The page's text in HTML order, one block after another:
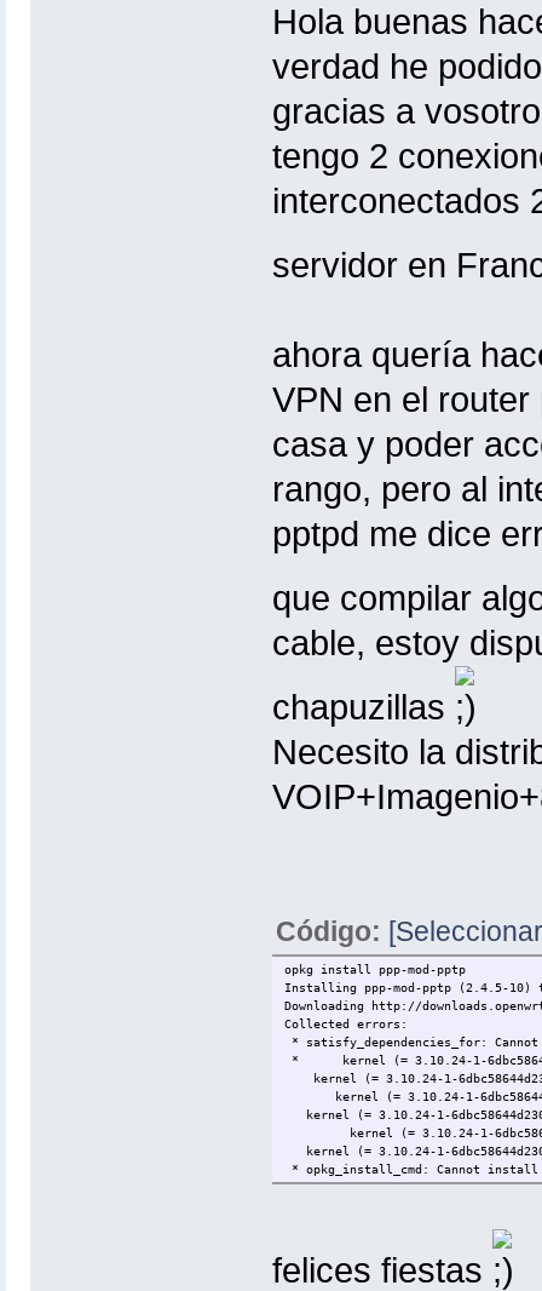
Hola buenas
verdad he
gracias a
tengo 2
interconectados
servidor en
ahora quería
VPN en el
casa y poder
rango, pero al
pptpd me dice
que compilar
cable, estoy
chapuzillas
Necesito la
Código:
opkg install ppp-mod-pptp
Installing ppp-mod-pptp (2.4.5-
Downloading http://
Collected errors:
* satisfy_dependencies_for:
* kernel (= 3.10.24-1-
kernel (= 3.10.24-1-
kernel (= 3.10.24-1-
kernel (= 3.10.24-1-
kernel (= 3.10.24-1-
kernel (= 3.10.24-1-
* opkg_install_cmd: Cannot install
felices fiestas